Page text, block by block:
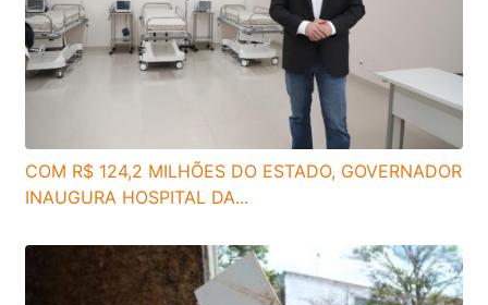
COM R$ 124,2 MILHÕES DO ESTADO, GOVERNADOR
INAUGURA HOSPITAL DA...